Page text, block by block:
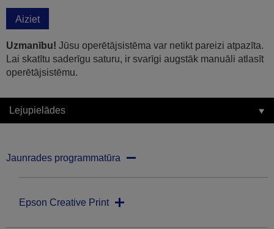
Aiziet
Uzmanību! Jūsu operētājsistēma var netikt pareizi atpazīta.
Lai skatītu saderīgu saturu, ir svarīgi augstāk manuāli atlasīt
operētājsistēmu.
Lejupielādes
Jaunrades programmatūra
Epson Creative Print